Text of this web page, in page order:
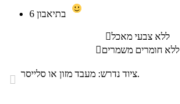
6
ללא צבעי מאכל
ללא חומרים משמרים
 ציוד נדרש: מעבד מזון או סלייסר.